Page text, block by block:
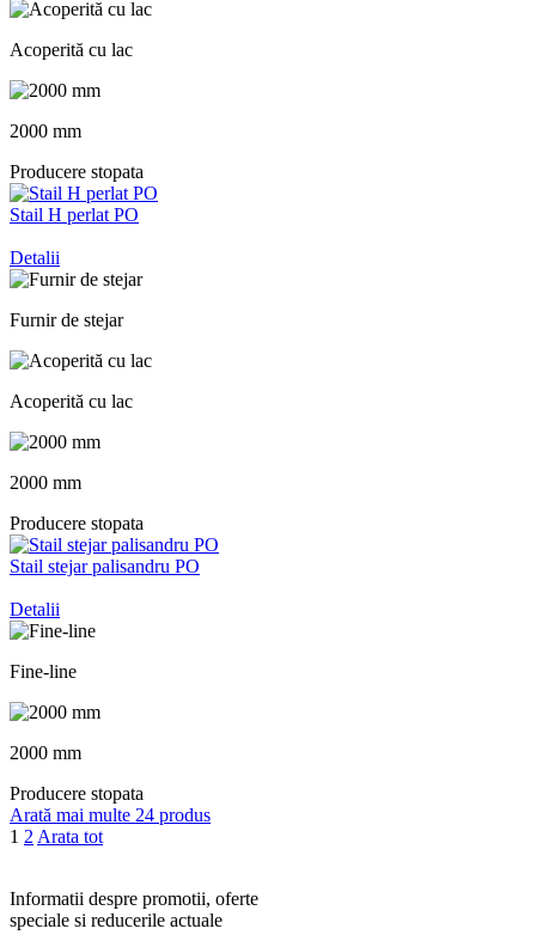
Acoperită cu lac
2000 mm
Producere stopata
Stail H perlat PO
Detalii
Furnir de stejar
Acoperită cu lac
2000 mm
Producere stopata
Stail stejar palisandru PO
Detalii
Fine-line
2000 mm
Producere stopata
Arată mai multe 24 produs
1 2 Arata tot
Informatii despre promotii, oferte
speciale si reducerile actuale